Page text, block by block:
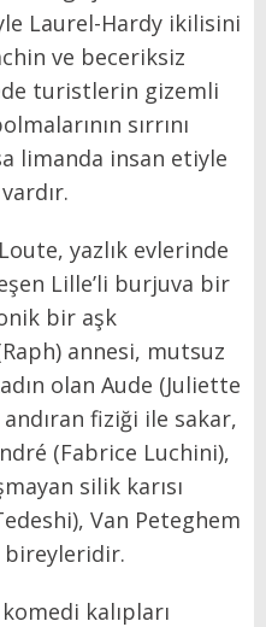
Laurel-Hardy ikilisini
ve beceriksiz
turistlerin gizemli
sırrını
limanda insan etiyle
yazlık evlerinde
Lille’li burjuva bir
bir aşk
annesi, mutsuz
olan Aude (Juliette
fiziği ile sakar,
(Fabrice Luchini),
silik karısı
Van Peteghem
kalıpları